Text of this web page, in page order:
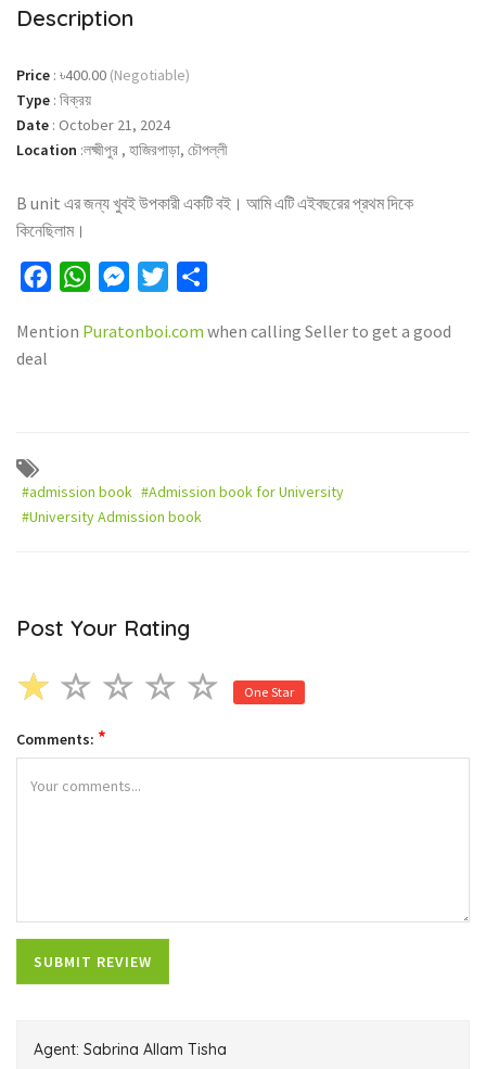
Description
Price : ৳400.00 (Negotiable)
Type : বিক্রয়
Date : October 21, 2024
Location :লক্ষ্মীপুর , হাজিরপাড়া, চৌপল্লী
B unit এর জন্য খুবই উপকারী একটি বই। আমি এটি এইবছরের প্রথম দিকে
কিনেছিলাম।
FacebookWhatsAppMessenger
Twitter
Mention Puratonboi.com when calling Seller to get a good
deal
#admission book #Admission book for University
#University Admission book
Post Your Rating
One Star
Comments: *
Agent: Sabrina Allam Tisha